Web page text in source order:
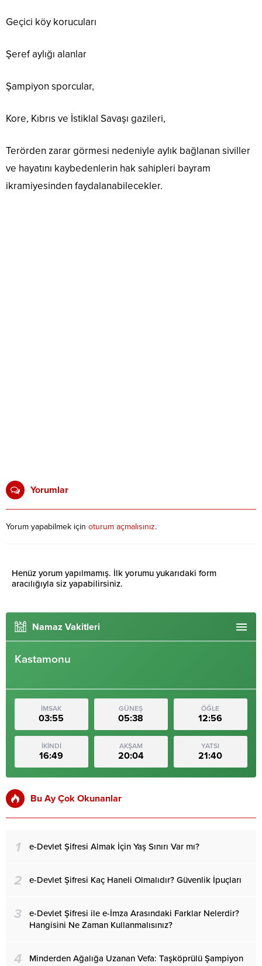
Geçici köy korucuları
Şeref aylığı alanlar
Şampiyon sporcular,
Kore, Kıbrıs ve İstiklal Savaşı gazileri,
Terörden zarar görmesi nedeniyle aylık bağlanan siviller
ve hayatını kaybedenlerin hak sahipleri bayram
ikramiyesinden faydalanabilecekler.
Yorumlar
Yorum yapabilmek için oturum açmalısınız.
Henüz yorum yapılmamış. İlk yorumu yukarıdaki form
aracılığıyla siz yapabilirsiniz.
Namaz Vakitleri
Kastamonu
İMSAK
03:55
GÜNEŞ
05:38
ÖĞLE
12:56
İKİNDİ
16:49
AKŞAM
20:04
YATSI
21:40
Bu Ay Çok Okunanlar
1 e-Devlet Şifresi Almak İçin Yaş Sınırı Var mı?
2 e-Devlet Şifresi Kaç Haneli Olmalıdır? Güvenlik İpuçları
3
e-Devlet Şifresi ile e-İmza Arasındaki Farklar Nelerdir?
Hangisini Ne Zaman Kullanmalısınız?
4
Minderden Ağalığa Uzanan Vefa: Taşköprülü Şampiyon